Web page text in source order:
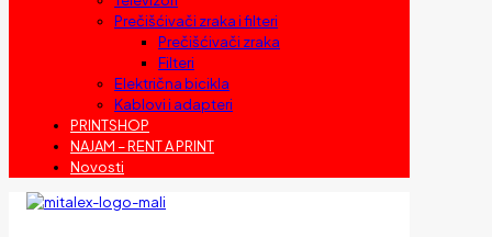
Prečišćivači zraka i filteri
Prečišćivači zraka
Filteri
Električna bicikla
Kablovi i adapteri
PRINTSHOP
NAJAM – RENT A PRINT
Novosti